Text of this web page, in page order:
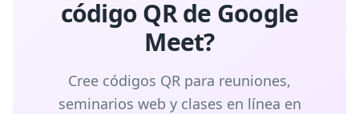
código QR de Google
Meet?
Cree códigos QR para reuniones,
seminarios web y clases en línea en